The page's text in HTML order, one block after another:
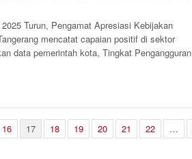
Turun, Pengamat Apresiasi Kebijakan
mencatat capaian positif di sektor
data pemerintah kota, Tingkat Pengangguran
16 17 18 19 20 21 22 …